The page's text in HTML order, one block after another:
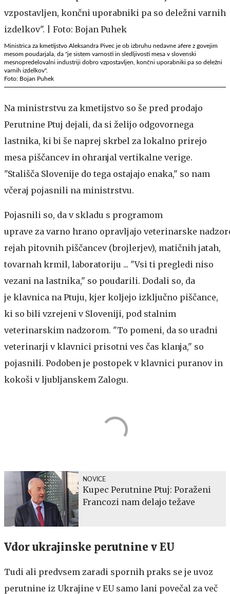
Ministrica za kmetijstvo Aleksandra Pivec je ob izbruhu nedavne afere z govejim
mesom poudarjala, da "je sistem varnosti in sledljivosti mesa v slovenski
mesnopredelovalni industriji dobro vzpostavljen, končni uporabniki pa so deležni
varnih izdelkov".
Foto: Bojan Puhek
Na ministrstvu za kmetijstvo so še pred prodajo
Perutnine Ptuj dejali, da si želijo odgovornega
lastnika, ki bi še naprej skrbel za lokalno prirejo
mesa piščancev in ohranjal vertikalne verige.
"Stališča Slovenije do tega ostajajo enaka," so nam
včeraj pojasnili na ministrstvu.
Pojasnili so, da v skladu s programom
uprave za varno hrano opravljajo veterinarske
rejah pitovnih piščancev (brojlerjev), matičnih jatah,
tovarnah krmil, laboratoriju ... "Vsi ti pregledi niso
vezani na lastnika," so poudarili. Dodali so, da
je klavnica na Ptuju, kjer koljejo izključno piščance,
ki so bili vzrejeni v Sloveniji, pod stalnim
veterinarskim nadzorom. "To pomeni, da so uradni
veterinarji v klavnici prisotni ves čas klanja," so
pojasnili. Podoben je postopek v klavnici puranov in
kokoši v ljubljanskem Zalogu.
NOVICE
Kupec Perutnine Ptuj: Poraženi
Francozi nam delajo težave
Vdor ukrajinske perutnine v EU
Tudi ali predvsem zaradi spornih praks se je uvoz
perutnine iz Ukrajine v EU samo lani povečal za več